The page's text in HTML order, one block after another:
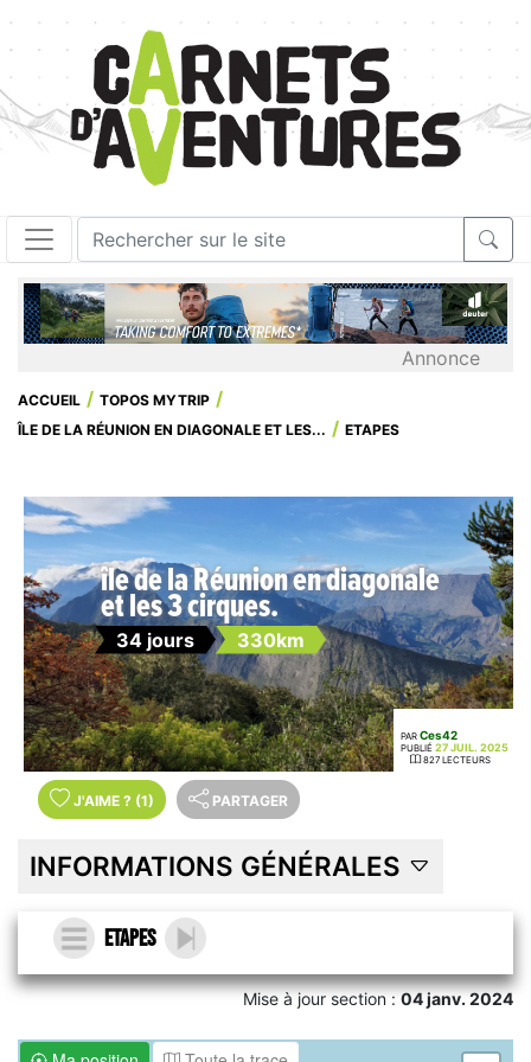
Annonce
ACCUEIL
TOPOS MYTRIP
ÎLE DE LA RÉUNION EN DIAGONALE ET LES...
ETAPES
île de la Réunion en diagonale
et les 3 cirques.
34 jours 330km
PAR Ces42
PUBLIÉ 27 JUIL. 2025
827 LECTEURS
J'AIME ? (1) PARTAGER
INFORMATIONS GÉNÉRALES
ETAPES
Mise à jour section :04 janv. 2024